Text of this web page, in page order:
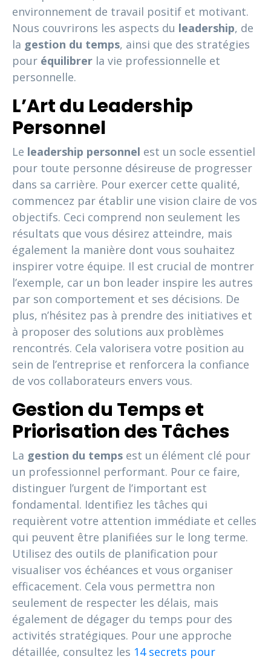
environnement de travail positif et motivant.
Nous couvrirons les aspects du leadership, de
la gestion du temps, ainsi que des stratégies
pour équilibrer la vie professionnelle et
personnelle.
L’Art du Leadership
Personnel
Le leadership personnel est un socle essentiel
pour toute personne désireuse de progresser
dans sa carrière. Pour exercer cette qualité,
commencez par établir une vision claire de vos
objectifs. Ceci comprend non seulement les
résultats que vous désirez atteindre, mais
également la manière dont vous souhaitez
inspirer votre équipe. Il est crucial de montrer
l’exemple, car un bon leader inspire les autres
par son comportement et ses décisions. De
plus, n’hésitez pas à prendre des initiatives et
à proposer des solutions aux problèmes
rencontrés. Cela valorisera votre position au
sein de l’entreprise et renforcera la confiance
de vos collaborateurs envers vous.
Gestion du Temps et
Priorisation des Tâches
La gestion du temps est un élément clé pour
un professionnel performant. Pour ce faire,
distinguer l’urgent de l’important est
fondamental. Identifiez les tâches qui
requièrent votre attention immédiate et celles
qui peuvent être planifiées sur le long terme.
Utilisez des outils de planification pour
visualiser vos échéances et vous organiser
efficacement. Cela vous permettra non
seulement de respecter les délais, mais
également de dégager du temps pour des
activités stratégiques. Pour une approche
détaillée, consultez les 14 secrets pour